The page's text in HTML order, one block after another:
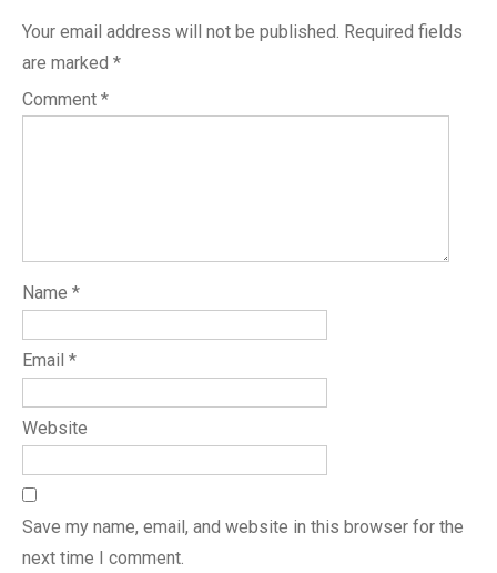
Your email address will not be published. Required fields
are marked *
Comment *
Name *
Email *
Website
Save my name, email, and website in this browser for the
next time I comment.